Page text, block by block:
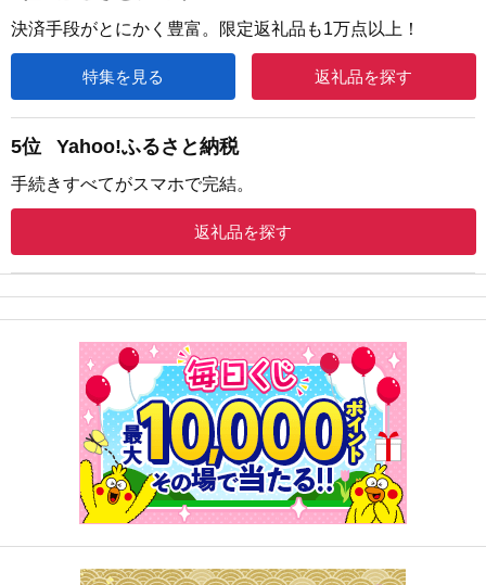
決済手段がとにかく豊富。限定返礼品も1万点以上！
特集を見る 返礼品を探す
5位 Yahoo!ふるさと納税
手続きすべてがスマホで完結。
返礼品を探す